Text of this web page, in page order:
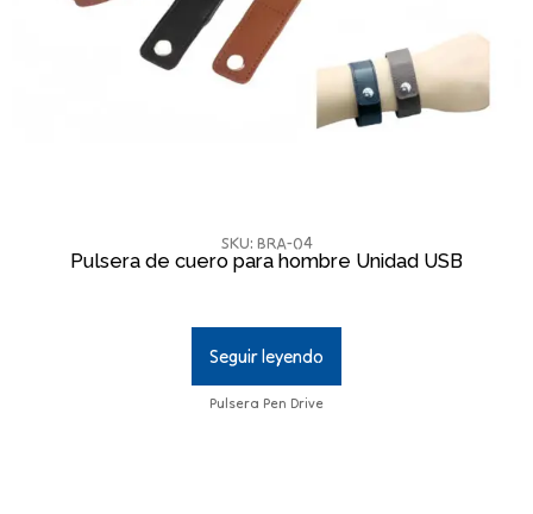
SKU: BRA-04
Pulsera de cuero para hombre Unidad USB
Seguir leyendo
Pulsera Pen Drive